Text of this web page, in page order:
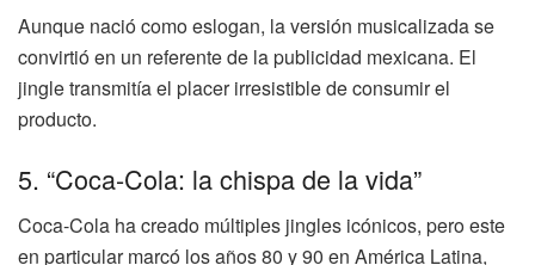
Aunque nació como eslogan, la versión musicalizada se
convirtió en un referente de la publicidad mexicana. El
jingle transmitía el placer irresistible de consumir el
producto.
5. “Coca-Cola: la chispa de la vida”
Coca-Cola ha creado múltiples jingles icónicos, pero este
en particular marcó los años 80 y 90 en América Latina,